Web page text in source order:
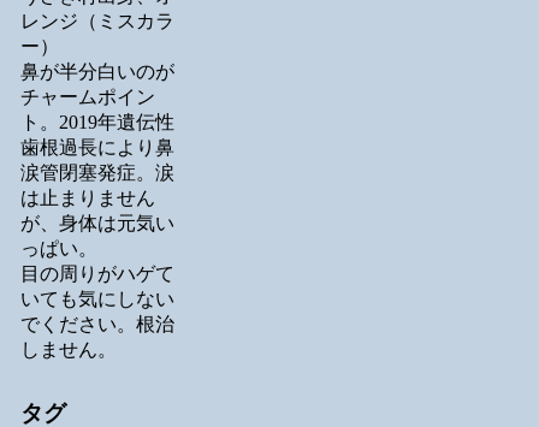
レンジ（ミスカラ
ー）
鼻が半分白いのが
チャームポイン
ト。2019年遺伝性
歯根過長により鼻
涙管閉塞発症。涙
は止まりません
が、身体は元気い
っぱい。
目の周りがハゲて
いても気にしない
でください。根治
しません。
タグ